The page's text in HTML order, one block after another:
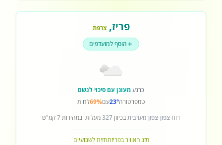
פריז,צרפת
הוסף למועדפים
כרגעמעונן עם סיכוי לגשם
טמפרטורה23°עם69%לחות
רוח צפון-צפון מערביתבכיוון327מעלות ובמהירות7קמ"ש
מזג האוויר בפריזתחזית לשבועיים